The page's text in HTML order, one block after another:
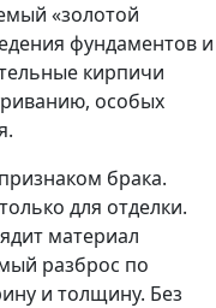
«золотой
фундаментов и
кирпичи
особых
брака.
для отделки.
материал
разброс по
и толщину. Без